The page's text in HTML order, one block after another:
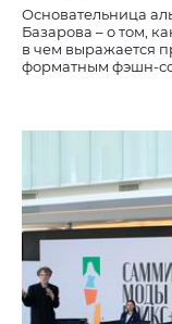
Основательница
Базарова – о том,
в чем выражается
форматным фэшн-